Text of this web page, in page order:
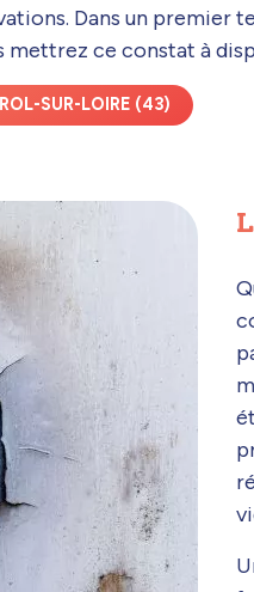
Dans un
mettrez ce constat à
SUR-LOIRE (43)